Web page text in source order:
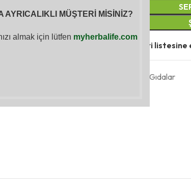
AYRICALIKLI MÜŞTERİ MİSİNİZ?
almak için lütfen myherbalife.com
Favori listesine
Takviye Edici Gıdalar